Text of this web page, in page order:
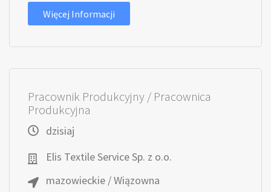
Więcej Informacji
Pracownik Produkcyjny / Pracownica
Produkcyjna
dzisiaj
Elis Textile Service Sp. z o.o.
mazowieckie / Wiązowna